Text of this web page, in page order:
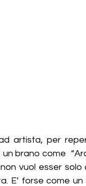
artista, per
brano come
vuol esser
E’ forse come